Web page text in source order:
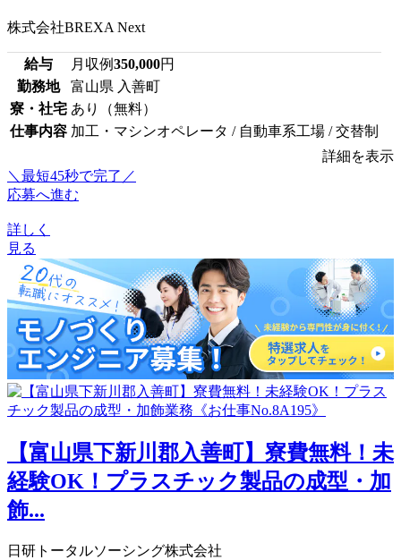
株式会社BREXA Next
給与 月収例350,000円
勤務地
富山県 入善町
寮・社宅 あり（無料）
仕事内容 加工・マシンオペレータ / 自動車系工場 / 交替制
詳細を表示
＼最短45秒で完了／
応募へ進む
詳しく
見る
【富山県下新川郡入善町】寮費無料！未
経験OK！プラスチック製品の成型・加
飾...
日研トータルソーシング株式会社